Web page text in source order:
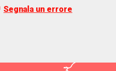
Segnala un errore